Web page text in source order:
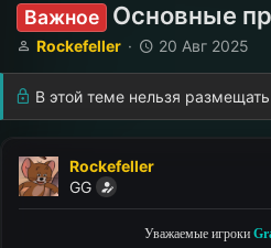
Важное Основные
А
т
о
е
м
ы
Rockefeller
Д
а
л
а
20 Авг 2025
В этой теме нельзя
Rockefeller
GG
Уважаемые игроки